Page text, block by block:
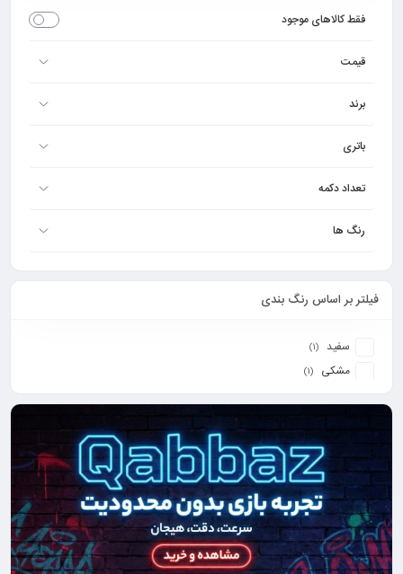
فقط کالاهای موجود
قیمت
برند
باتری
تعداد دکمه
رنگ ها
فیلتر بر اساس رنگ بندی
سفید (1)
مشکی (1)